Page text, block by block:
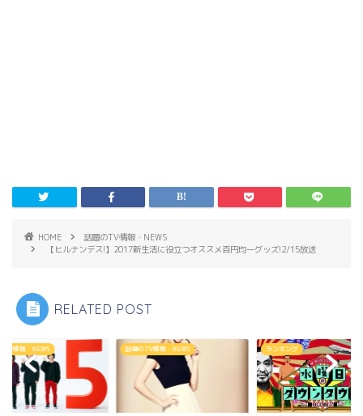
HOME
話題のTV情報・NEWS
【ヒルナンデス!】2017新生活に役立つオススメ百円均一グッズ!2/15放送
RELATED POST
TV情報・NEWS 話題のTV情報・NEWS ランキング